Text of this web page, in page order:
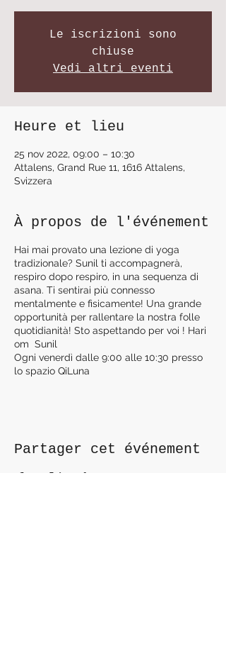
Le iscrizioni sono
chiuse
Vedi altri eventi
Heure et lieu
25 nov 2022, 09:00 – 10:30
Attalens, Grand Rue 11, 1616 Attalens,
Svizzera
À propos de l'événement
Hai mai provato una lezione di yoga
tradizionale? Sunil ti accompagnerà,
respiro dopo respiro, in una sequenza di
asana. Ti sentirai più connesso
mentalmente e fisicamente! Una grande
opportunità per rallentare la nostra folle
quotidianità! Sto aspettando per voi ! Hari
om Sunil
Ogni venerdì dalle 9:00 alle 10:30 presso
lo spazio QiLuna
Partager cet événement